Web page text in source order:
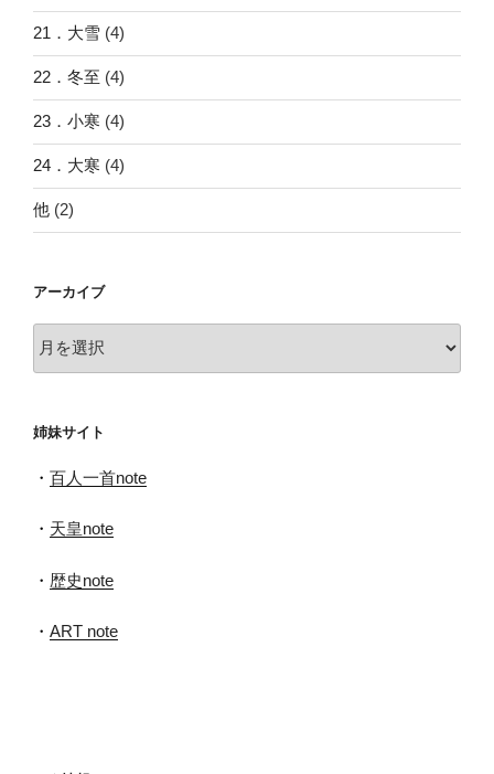
21．大雪 (4)
22．冬至 (4)
23．小寒 (4)
24．大寒 (4)
他 (2)
アーカイブ
ー
ブ
姉妹サイト
・ 百人一首note
・ 天皇note
・ 歴史note
・ ART note